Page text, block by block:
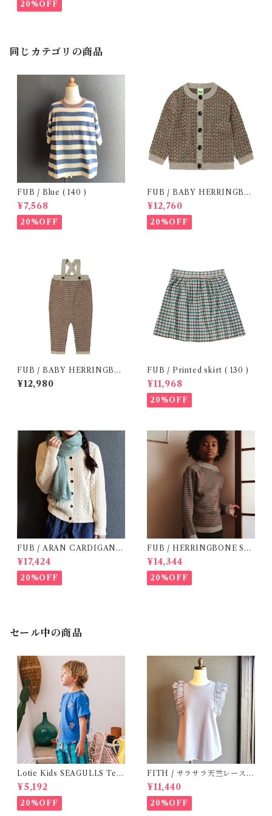
20%OFF
同じカテゴリの商品
FUB / Blue ( 140 )
¥7,568
20%OFF
FUB / BABY HERRINGBO
NE CARDIGAN (86 / 92 )
¥12,760
20%OFF
FUB / BABY HERRINGBO
NE OVERALL (80 )
¥12,980
FUB / Printed skirt ( 130 )
¥11,968
20%OFF
FUB / ARAN CARDIGAN (
140 / 150 )
¥17,424
20%OFF
FUB / HERRINGBONE SW
EATER( 150 )
¥14,344
20%OFF
セール中の商品
Lotie Kids SEAGULLS Tee
(12m- 8Y)
¥5,192
20%OFF
FITH / サラサラ天竺レースT
シャツ (BL) / 145・155
¥11,440
20%OFF